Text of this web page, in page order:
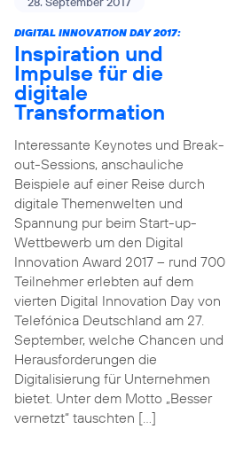
DIGITAL INNOVATION DAY 2017:
Inspiration und
Impulse für die
digitale
Transformation
Interessante Keynotes und Break-
out-Sessions, anschauliche
Beispiele auf einer Reise durch
digitale Themenwelten und
Spannung pur beim Start-up-
Wettbewerb um den Digital
Innovation Award 2017 – rund 700
Teilnehmer erlebten auf dem
vierten Digital Innovation Day von
Telefónica Deutschland am 27.
September, welche Chancen und
Herausforderungen die
Digitalisierung für Unternehmen
bietet. Unter dem Motto „Besser
vernetzt“ tauschten […]